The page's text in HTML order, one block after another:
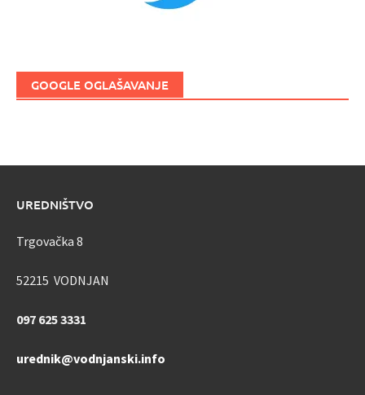
GOOGLE OGLAŠAVANJE
UREDNIŠTVO
Trgovačka 8
52215 VODNJAN
097 625 3331
urednik@vodnjanski.info